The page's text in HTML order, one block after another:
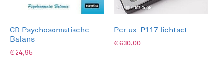
CD Psychosomatische
Balans
€ 24,95
Perlux-P117 lichtset
€630,00